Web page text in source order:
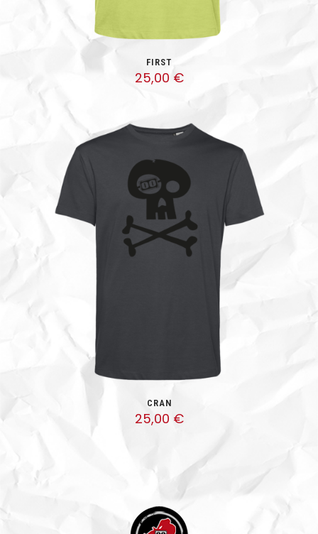
FIRST
25,00 €
CRAN
25,00 €